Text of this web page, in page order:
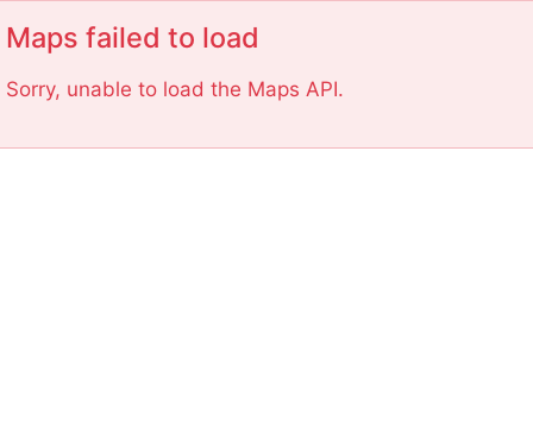
Maps failed to load
Sorry, unable to load the Maps API.